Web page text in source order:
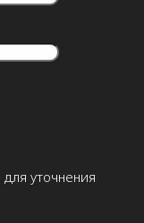
уточнения